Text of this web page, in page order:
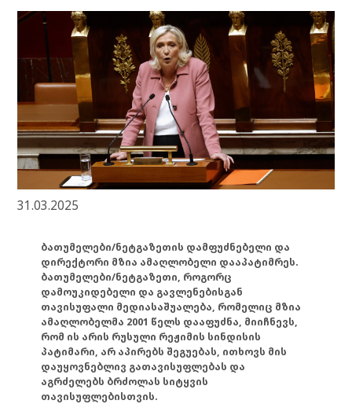
31.03.2025
ბათუმელები/ნეტგაზეთის დამფუძნებელი და
დირექტორი მზია ამაღლობელი დააპატიმრეს.
ბათუმელები/ნეტგაზეთი, როგორც
დამოუკიდებელი და გავლენებისგან
თავისუფალი მედიასაშუალება, რომელიც მზია
ამაღლობელმა 2001 წელს დააფუძნა, მიიჩნევს,
რომ ის არის რუსული რეჟიმის სინდისის
პატიმარი, არ აპირებს შეგუებას, ითხოვს მის
დაუყოვნებლივ გათავისუფლებას და
აგრძელებს ბრძოლას სიტყვის
თავისუფლებისთვის.